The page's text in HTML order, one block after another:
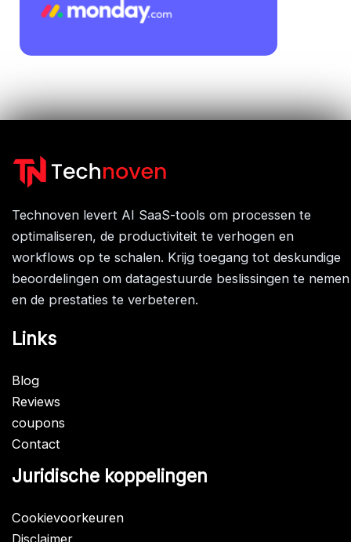
Technoven levert AI SaaS-tools om processen te
optimaliseren, de productiviteit te verhogen en
workflows op te schalen. Krijg toegang tot deskundige
beoordelingen om datagestuurde beslissingen te nemen
en de prestaties te verbeteren.
Links
Blog
Reviews
coupons
Contact
Juridische koppelingen
Cookievoorkeuren
Disclaimer